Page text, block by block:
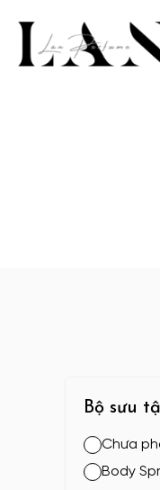
Bộ sưu
Chưa
Body